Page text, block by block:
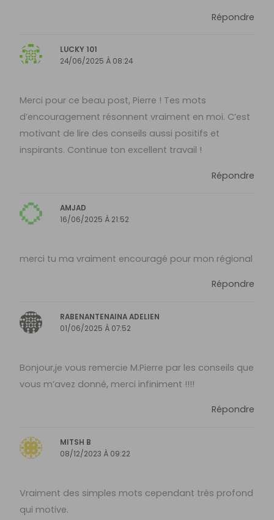
Répondre
LUCKY 101
24/06/2025 À 08:24
Merci pour ce beau post, Pierre ! Tes mots
d’encouragement résonnent vraiment en moi. C’est
motivant de lire des conseils aussi positifs et
inspirants. Continue ton excellent travail !
Répondre
AMJAD
16/06/2025 À 21:52
merci tu ma vraiment encouragé pour mon régional
Répondre
RABENANTENAINA ADELIEN
01/06/2025 À 07:52
Bonjour,je vous remercie M.Pierre par les conseils que
vous m’avez donné, merci infiniment !!!!
Répondre
MITSH B
08/12/2023 À 09:22
Vraiment des simples mots cependant très profond
qui motive.